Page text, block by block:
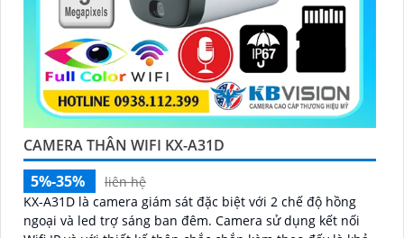
CAMERA THÂN WIFI KX-A31D
5%-35%
liên hệ
KX-A31D là camera giám sát đặc biệt với 2 chế độ hồng
ngoại và led trợ sáng ban đêm. Camera sử dụng kết nối